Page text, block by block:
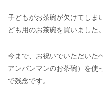
子どもがお茶碗が欠けてしま
ども用のお茶碗を買いました。
今まで、お祝いでいただいた
アンパンマンのお茶碗）を使
で残念です。